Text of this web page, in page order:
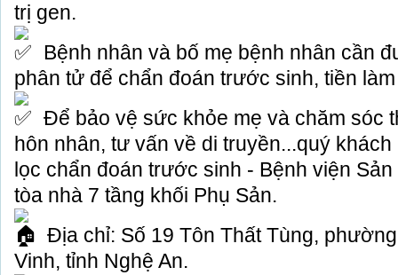
trị gen.
Bệnh nhân và bố mẹ bệnh nhân cần
phân tử để chẩn đoán trước sinh, tiền
Để bảo vệ sức khỏe mẹ và chăm sóc
hôn nhân, tư vấn về di truyền...quý
lọc chẩn đoán trước sinh - Bệnh viện
tòa nhà 7 tầng khối Phụ Sản.
Địa chỉ: Số 19 Tôn Thất Tùng,
Vinh, tỉnh Nghệ An.